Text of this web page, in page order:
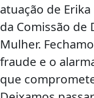
atuação de
da Comissão de
Mulher.
fraude e o
que